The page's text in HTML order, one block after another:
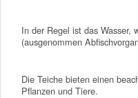
In der Regel ist das Wasser,
(ausgenommen
Die Teiche bieten einen
Pflanzen und Tiere.